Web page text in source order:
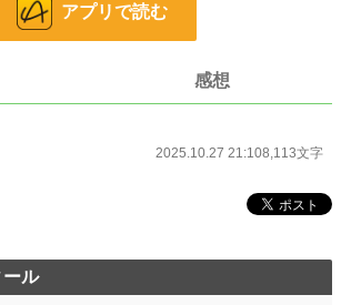
解決するSF要素のある現代ファンタジー×冷静な主人
ムにも投稿中
アプリで読む
感想
2025.10.27 21:108,113文字
ル